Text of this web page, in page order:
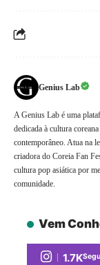
Genius Lab
A Genius Lab é uma
dedicada à cultura
contemporâneo. Atua na
criadora do Coreia Fan
cultura pop asiática por
comunidade.
Vem
1.7K